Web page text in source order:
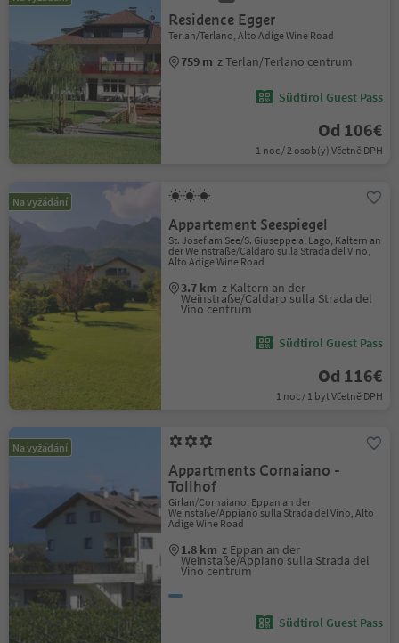
Residence Egger
Terlan/Terlano, Alto Adige Wine Road
759 m z Terlan/Terlano centrum
Südtirol Guest Pass
Od 106€
1 noc / 2 osob(y) Včetně DPH
Na vyžádání
Appartement Seespiegel
St. Josef am See/S. Giuseppe al Lago, Kaltern an
der Weinstraße/Caldaro sulla Strada del Vino,
Alto Adige Wine Road
3.7 km z Kaltern an der
Weinstraße/Caldaro sulla Strada del
Vino centrum
Südtirol Guest Pass
Od 116€
1 noc / 1 byt Včetně DPH
Na vyžádání
Appartments Cornaiano -
Tollhof
Girlan/Cornaiano, Eppan an der
Weinstaße/Appiano sulla Strada del Vino, Alto
Adige Wine Road
1.8 km z Eppan an der
Weinstaße/Appiano sulla Strada del
Vino centrum
Südtirol Guest Pass